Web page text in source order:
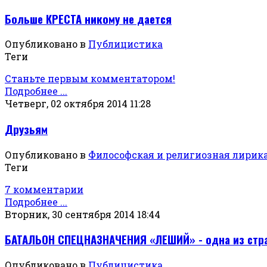
Больше КРЕСТА никому не дается
Опубликовано в Публицистика
Теги
Станьте первым комментатором!
Подробнее ...
Четверг, 02 октября 2014 11:28
Друзьям
Опубликовано в Философская и религиозная
Теги
7 комментарии
Подробнее ...
Вторник, 30 сентября 2014 18:44
БАТАЛЬОН СПЕЦНАЗНАЧЕНИЯ «ЛЕШИЙ» - одна из